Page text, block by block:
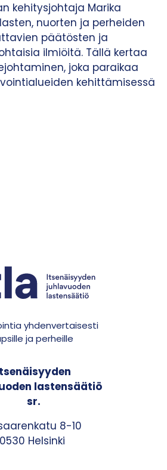
kehitysjohtaja Marika
nuorten ja perheiden
päätösten ja
ilmiöitä. Tällä kertaa
joka paraikaa
kehittämisessä
yhdenvertaisesti
ja perheille
lastensäätiö
sr.
8-10
Helsinki